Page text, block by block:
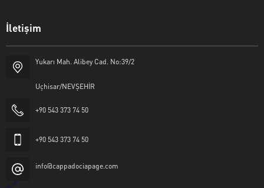
İletişim
Yukarı Mah. Alibey Cad. No:39/2
Uçhisar/NEVŞEHİR
+90 543 373 74 50
+90 543 373 74 50
info@cappadociapage.com